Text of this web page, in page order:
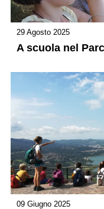
29 Agosto 2025
A scuola nel
09 Giugno 2025